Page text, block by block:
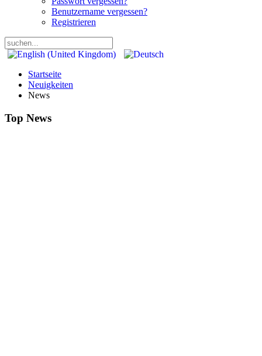
Benutzername vergessen?
Registrieren
Startseite
Neuigkeiten
News
Top News